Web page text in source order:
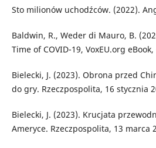
Sto milionów uchodźców. (2022).
Baldwin, R., Weder di Mauro, B.
Time of COVID-19, VoxEU.org eBook,
Bielecki, J. (2023). Obrona przed
do gry. Rzeczpospolita, 16 stycznia
Bielecki, J. (2023). Krucjata
Ameryce. Rzeczpospolita, 13 marca